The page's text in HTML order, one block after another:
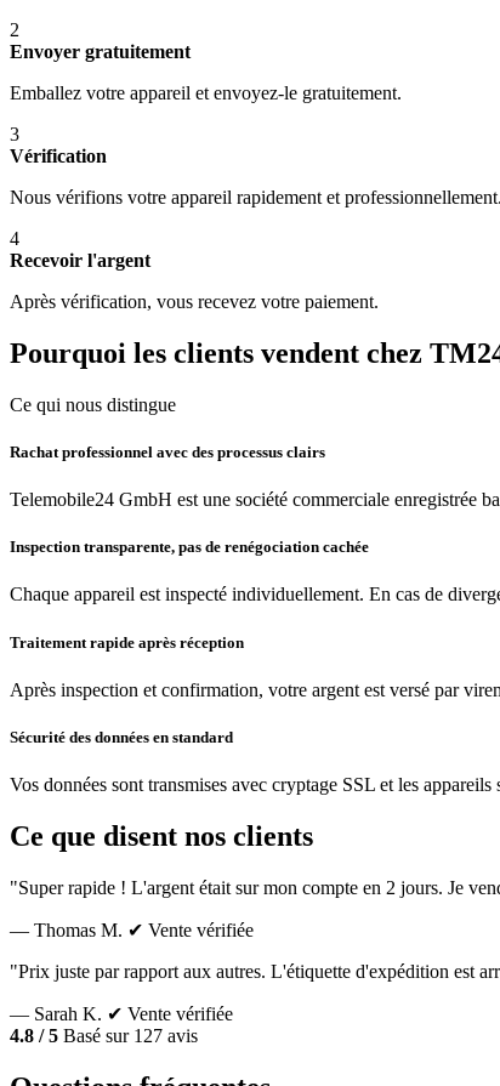
2
Envoyer gratuitement
Emballez votre appareil et envoyez-le gratuitement.
3
Vérification
Nous vérifions votre appareil rapidement et professionnellement.
4
Recevoir l'argent
Après vérification, vous recevez votre paiement.
Pourquoi les clients vendent chez
Ce qui nous distingue
Rachat professionnel avec des processus clairs
Telemobile24 GmbH est une société commerciale enregistrée
Inspection transparente, pas de renégociation cachée
Chaque appareil est inspecté individuellement. En cas de
Traitement rapide après réception
Après inspection et confirmation, votre argent est versé par
Sécurité des données en standard
Vos données sont transmises avec cryptage SSL et les
Ce que disent nos clients
"Super rapide ! L'argent était sur mon compte en 2 jours. Je
— Thomas M. ✔ Vente vérifiée
"Prix juste par rapport aux autres. L'étiquette d'expédition est
— Sarah K. ✔ Vente vérifiée
4.8 / 5 Basé sur 127 avis